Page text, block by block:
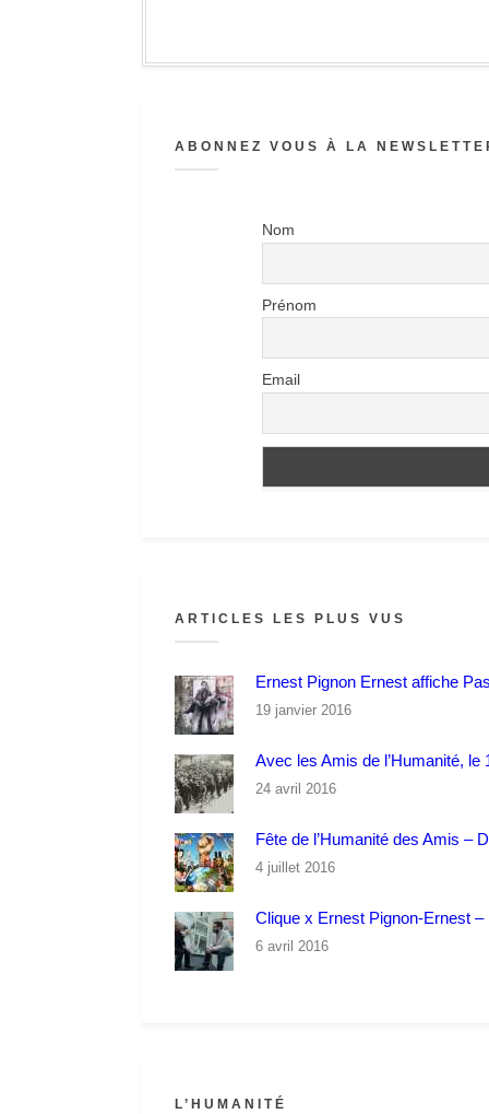
ABONNEZ VOUS À LA
Nom
Prénom
Email
ARTICLES LES PLUS VUS
Ernest Pignon Ernest affiche
19 janvier 2016
Avec les Amis de l’Humanité, le
24 avril 2016
Fête de l’Humanité des Amis –
4 juillet 2016
Clique x Ernest Pignon-Ernest
6 avril 2016
L’HUMANITÉ